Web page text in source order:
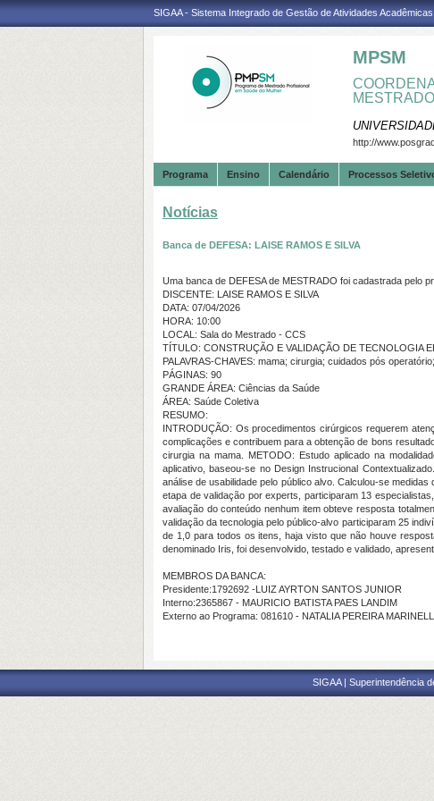
SIGAA - Sistema Integrado de Gestão de Atividades Acadêmicas
MPSM
http://
Programa Ensino Calendário Processos
Notícias
Banca de DEFESA: LAISE RAMOS E SILVA
Uma banca de DEFESA de MESTRADO foi cadastrada pelo
DISCENTE: LAISE RAMOS E SILVA
DATA: 07/04/2026
HORA: 10:00
LOCAL: Sala do Mestrado - CCS
TÍTULO: CONSTRUÇÃO E VALIDAÇÃO DE TECNOLOGIA
PALAVRAS-CHAVES: mama; cirurgia; cuidados pós
PÁGINAS: 90
GRANDE ÁREA: Ciências da Saúde
ÁREA: Saúde Coletiva
RESUMO:
INTRODUÇÃO: Os procedimentos cirúrgicos requerem
complicações e contribuem para a obtenção de bons
cirurgia na mama. METODO: Estudo aplicado na
aplicativo, baseou-se no Design Instrucional
análise de usabilidade pelo público alvo. Calculou-se
etapa de validação por experts, participaram 13
avaliação do conteúdo nenhum item obteve resposta
validação da tecnologia pelo público-alvo participaram 25
de 1,0 para todos os itens, haja visto que não houve
denominado Iris, foi desenvolvido, testado e validado,
MEMBROS DA BANCA:
Presidente:1792692 -LUIZ AYRTON SANTOS JUNIOR
Interno:2365867 - MAURICIO BATISTA PAES LANDIM
Externo ao Programa: 081610 - NATALIA PEREIRA
SIGAA | Superintendência